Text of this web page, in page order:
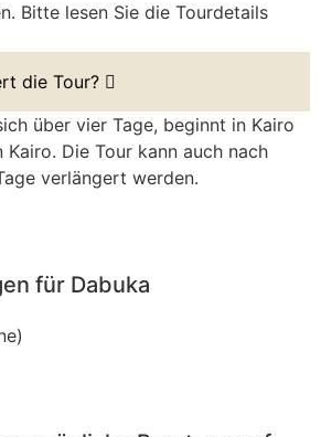
Bitte lesen Sie die Tourdetails
die Tour?
über vier Tage, beginnt in Kairo
Die Tour kann auch nach
verlängert werden.
für Dabuka